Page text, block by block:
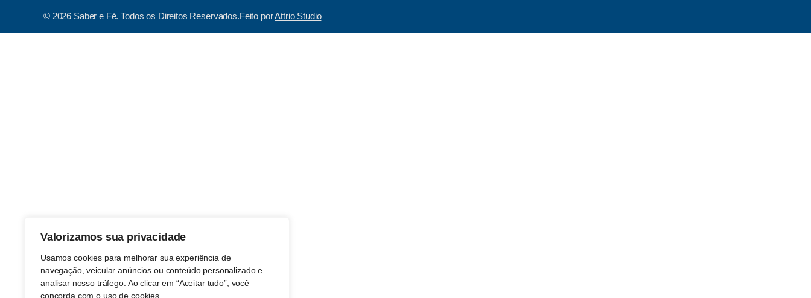
Valorizamos sua privacidade
Usamos cookies para melhorar sua experiência de
navegação, veicular anúncios ou conteúdo personalizado e
analisar nosso tráfego. Ao clicar em “Aceitar tudo”, você
concorda com o uso de cookies.
© 2026 Saber e Fé. Todos os Direitos Reservados.Feito porAttrio Studio